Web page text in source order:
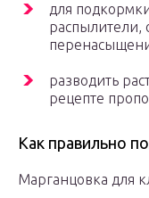
для
распылители,
разводить
рецепте
Как правильно
Марганцовка для